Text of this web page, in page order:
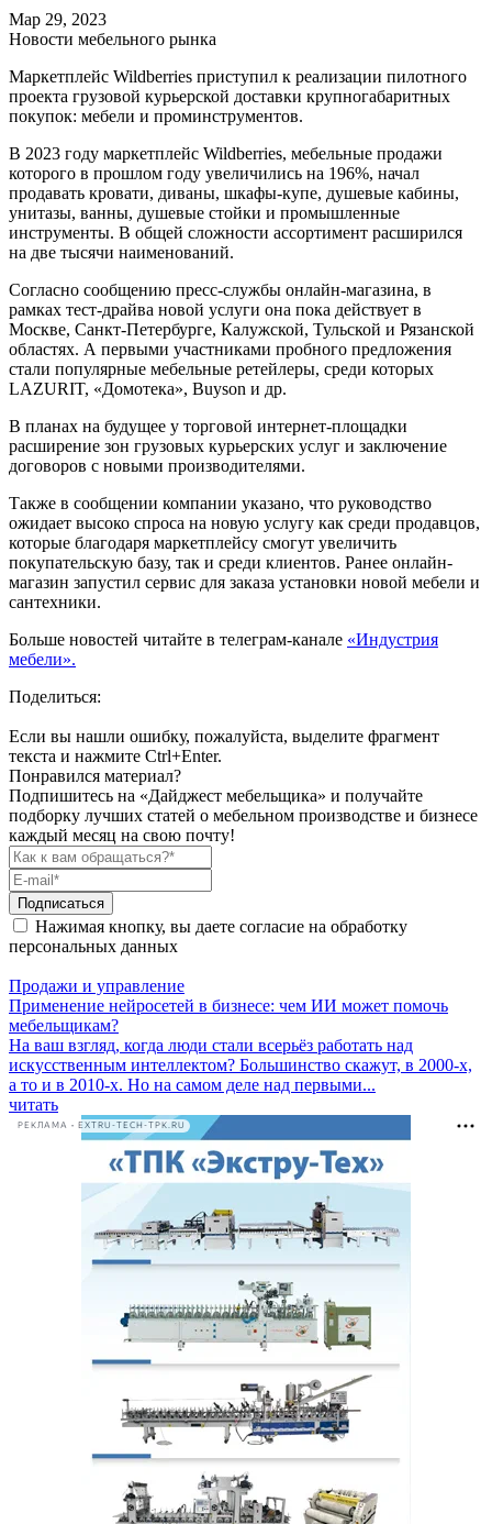
Мар 29, 2023
Новости мебельного рынка
Маркетплейс Wildberries приступил к реализации пилотного
проекта грузовой курьерской доставки крупногабаритных
покупок: мебели и проминструментов.
В 2023 году маркетплейс Wildberries, мебельные продажи
которого в прошлом году увеличились на 196%, начал
продавать кровати, диваны, шкафы-купе, душевые кабины,
унитазы, ванны, душевые стойки и промышленные
инструменты. В общей сложности ассортимент расширился
на две тысячи наименований.
Согласно сообщению пресс-службы онлайн-магазина, в
рамках тест-драйва новой услуги она пока действует в
Москве, Санкт-Петербурге, Калужской, Тульской и Рязанской
областях. А первыми участниками пробного предложения
стали популярные мебельные ретейлеры, среди которых
LAZURIT, «Домотека», Buyson и др.
В планах на будущее у торговой интернет-площадки
расширение зон грузовых курьерских услуг и заключение
договоров с новыми производителями.
Также в сообщении компании указано, что руководство
ожидает высоко спроса на новую услугу как среди продавцов,
которые благодаря маркетплейсу смогут увеличить
покупательскую базу, так и среди клиентов. Ранее онлайн-
магазин запустил сервис для заказа установки новой мебели и
сантехники.
Больше новостей читайте в телеграм-канале «Индустрия
мебели».
Поделиться:
Если вы нашли ошибку, пожалуйста, выделите фрагмент
текста и нажмите Ctrl+Enter.
Понравился материал?
Подпишитесь на «Дайджест мебельщика» и получайте
подборку лучших статей о мебельном производстве и бизнесе
каждый месяц на свою почту!
Подписаться
Нажимая кнопку, вы даете согласие на обработку
персональных данных
Продажи и управление
Применение нейросетей в бизнесе: чем ИИ может помочь
мебельщикам?
На ваш взгляд, когда люди стали всерьёз работать над
искусственным интеллектом? Большинство скажут, в 2000-х,
а то и в 2010-х. Но на самом деле над первыми...
читать
РЕКЛАМА • EXTRU-TECH-TPK.RU